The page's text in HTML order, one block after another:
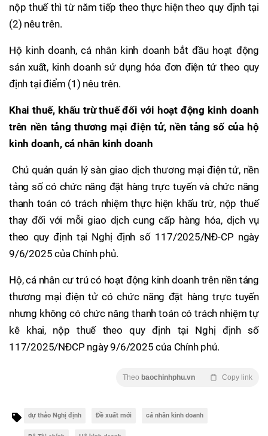
nộp thuế thì từ năm tiếp theo thực hiện theo quy định tại
(2) nêu trên.
Hộ kinh doanh, cá nhân kinh doanh bắt đầu hoạt động
sản xuất, kinh doanh sử dụng hóa đơn điện tử theo quy
định tại điểm (1) nêu trên.
Khai thuế, khấu trừ thuế đối với hoạt động kinh doanh
trên nền tảng thương mại điện tử, nền tảng số của hộ
kinh doanh, cá nhân kinh doanh
Chủ quản quản lý sàn giao dịch thương mại điện tử, nền
tảng số có chức năng đặt hàng trực tuyến và chức năng
thanh toán có trách nhiệm thực hiện khấu trừ, nộp thuế
thay đối với mỗi giao dịch cung cấp hàng hóa, dịch vụ
theo quy định tại Nghị định số 117/2025/NĐ-CP ngày
9/6/2025 của Chính phủ.
Hộ, cá nhân cư trú có hoạt động kinh doanh trên nền tảng
thương mại điện tử có chức năng đặt hàng trực tuyến
nhưng không có chức năng thanh toán có trách nhiệm tự
kê khai, nộp thuế theo quy định tại Nghị định số
117/2025/NĐCP ngày 9/6/2025 của Chính phủ.
Theo baochinhphu.vn Copy link
dự thảo Nghị định Đề xuất mới cá nhân kinh doanh